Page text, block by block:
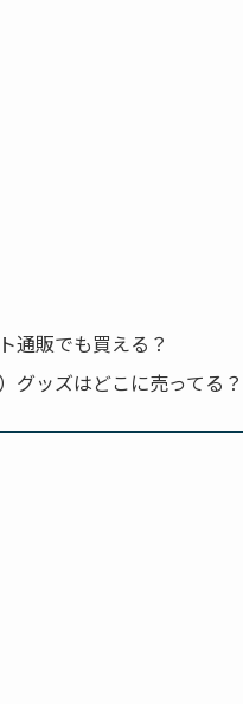
通販でも買える？
グッズはどこに売ってる？